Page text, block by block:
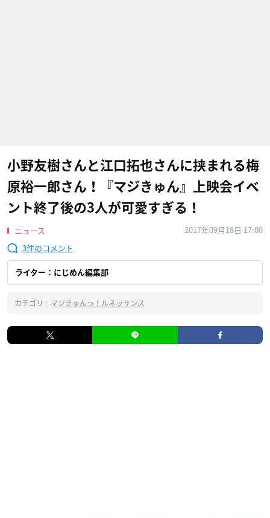
小野友樹さんと江口拓也さんに挟まれる梅
原裕一郎さん！『マジきゅん』上映会イベ
ント終了後の3人が可愛すぎる！
ニュース
2017年09月18日 17:00
3
ライター：にじめん編集部
カテゴリ : マジきゅんっ！ルネッサンス